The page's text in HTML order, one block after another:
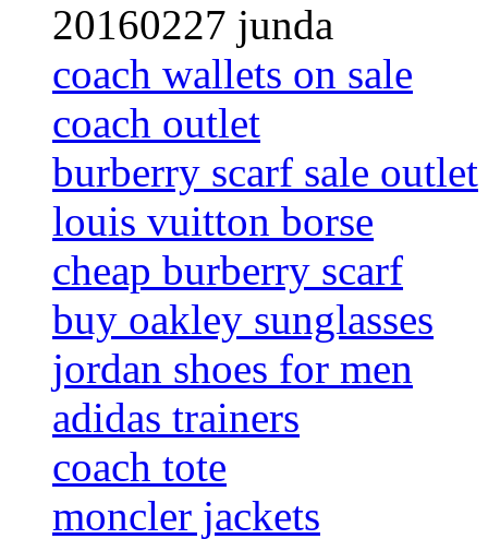
20160227 junda
coach wallets on sale
coach outlet
burberry scarf sale outlet
louis vuitton borse
cheap burberry scarf
buy oakley sunglasses
jordan shoes for men
adidas trainers
coach tote
moncler jackets